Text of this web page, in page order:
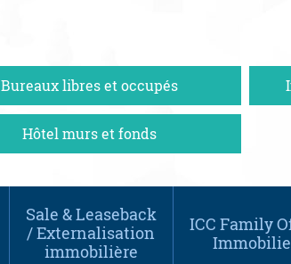
Bureaux libres et occupés
Hôtel murs et fonds
Sale & Leaseback
/ Externalisation
immobilière
ICC Family